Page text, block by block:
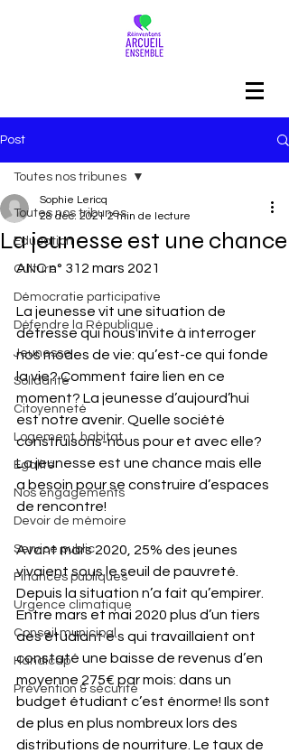
Post
Toutes nos tribunes
Education
Culture
Démocratie participative
Défendre la République
Jeunesse
Solidarité
Citoyenneté
Logement, habitat
Egalité
Nos engagements
Devoir de mémoire
Service public
Finances publiques
Urgence climatique
Conseil municipal
Handicap
Prévention & sécurité
Toutes nos tribunes
La jeunesse est une chance
Sophie Lericq
28 déc. 2021 2 min de lecture
ANC n° 312 mars 2021
La jeunesse vit une situation de
détresse qui nous invite à interroger
nos modes de vie: qu’est-ce qui fonde
la vie? Comment faire lien en ce
moment? La jeunesse d’aujourd’hui
est notre avenir. Quelle société
construisons-nous pour et avec elle?
La jeunesse est une chance mais elle
a besoin pour se construire d’espaces
de rencontre!
Avant mars 2020, 25% des jeunes
vivaient sous le seuil de pauvreté.
Depuis la situation n’a fait qu’empirer.
Entre mars et mai 2020 plus d’un tiers
des étudiant·e·s qui travaillaient ont
constaté une baisse de revenus d’en
moyenne 275€ par mois: dans un
budget étudiant c’est énorme! Ils sont
de plus en plus nombreux lors des
distributions de nourriture. Le taux de